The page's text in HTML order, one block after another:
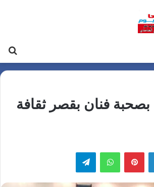
بصحبة فنان بقصر ثقافة
لينكدإن بينتيريست واتساب